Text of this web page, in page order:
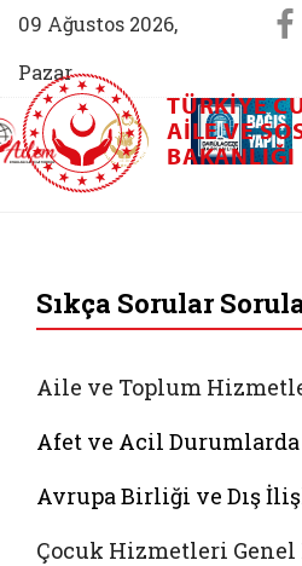
09 Ağustos 2026,
Pazar
Aile (yeni sekmede açılır)
AİLEM İletişim Merkezi (yeni
Aile ve Nüfus On Yılı
TÜRKIYE
AILE VE
BAKANLIĞI
Sıkça Sorular
Aile ve Toplum
Afet ve Acil Durumlarda
Avrupa Birliği ve Dış
Çocuk Hizmetleri